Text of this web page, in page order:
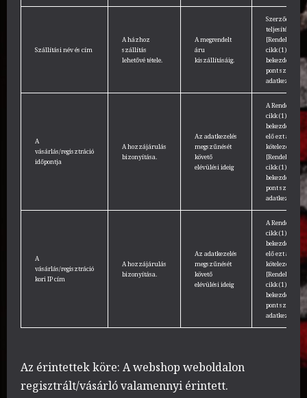
Szállítási név és cím
A házhoz
szállítás
lehetővé tétele.
A megrendelt
áru
kiszállításáig.
Szerződés
teljesítése.
[Rendelet 6.
cikk (1)
bekezdés b)
pont szerinti
adatkezelés]
A
vásárlás/regisztráció
időpontja
A hozzájárulás
bizonyítása.
Az adatkezelés
megszűnését
követő
elévülési ideig
A Rendelet 7.
cikk (1)
bekezdése írja
elő ezt a
kötelezettséget.
[Rendelet 6.
cikk (1)
bekezdés c)
pont szerinti
adatkezelés]
A
vásárlás/regisztráció
kori IP cím
A hozzájárulás
bizonyítása.
Az adatkezelés
megszűnését
követő
elévülési ideig
A Rendelet 7.
cikk (1)
bekezdése írja
elő ezt a
kötelezettséget.
[Rendelet 6.
cikk (1)
bekezdés c)
pont szerinti
adatkezelés]
Az érintettek köre: A webshop weboldalon
regisztrált/vásárló valamennyi érintett.